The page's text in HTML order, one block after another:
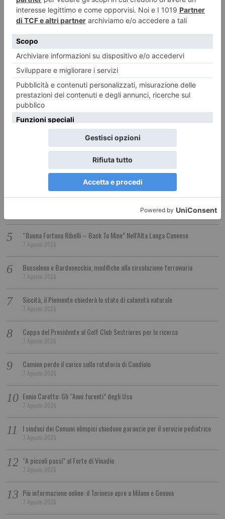
quella critica corrosiva che in altro tempo ci aveva posto su ben
più alti livelli.
LE ULTIME 20
Tutti i gusti del mondo a Terra Madre Salone del Gusto Tra poco più di un
mese a Torino
7 Agosto 2026
Iren Ambiente acquista il 66% di ETAmbiente
Caldo, tregua solo temporanea: Torino e Piemonte verso un Ferragosto
ancora rovente
“Buona Fortuna Ribelli – Back To Mine” Nell’Alta Langa Cuneese
7 Agosto 2026
Bussoleno e Bardonecchia, modifiche alla circolazione ferroviaria
7 Agosto 2026
Siccità, il Piemonte chiederà lo stato di calamità naturale
7 Agosto 2026
Coppa del Presidente al Golf Club Sestrieres per la ricerca
7 Agosto 2026
Camion perde il carico sulla rotatoria di Candiolo
7 Agosto 2026
Ennio Caretto: Gli “Anni furenti” degli Usa
7 Agosto 2026
I sindaci dei Comuni olimpici chiedono garanzie per il servizio pediatrico
7 Agosto 2026
“A piccoli passi” al Forte di Vinadio
7 Agosto 2026
Più informazione online: il Torinese apre a Milano e Genova
7 Agosto 2026